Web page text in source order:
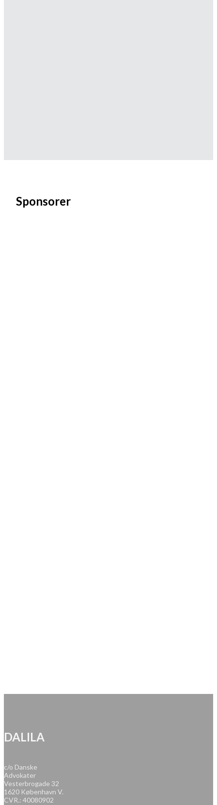
Sponsorer
DALILA
c/o Danske
Advokater
Vesterbrogade 32
1620 København V.
CVR.: 40080902